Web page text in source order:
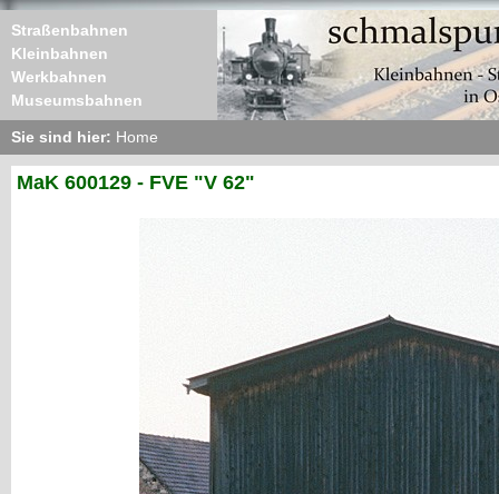
Straßenbahnen
Kleinbahnen
Werkbahnen
Museumsbahnen
Sie sind hier: Home
MaK 600129 - FVE "V 62"